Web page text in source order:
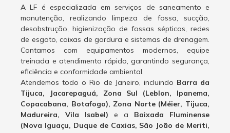
A LF é especializada em serviços de saneamento e
manutenção, realizando limpeza de fossa, sucção,
desobstrução, higienização de fossas sépticas, redes
de esgoto, caixas de gordura e sistemas de drenagem.
Contamos com equipamentos modernos, equipe
treinada e atendimento rápido, garantindo segurança,
eficiência e conformidade ambiental.
Atendemos todo o Rio de Janeiro, incluindo Barra da
Tijuca, Jacarepaguá, Zona Sul (Leblon, Ipanema,
Copacabana, Botafogo), Zona Norte (Méier, Tijuca,
Madureira, Vila Isabel) e a Baixada Fluminense
(Nova Iguaçu, Duque de Caxias, São João de Meriti,